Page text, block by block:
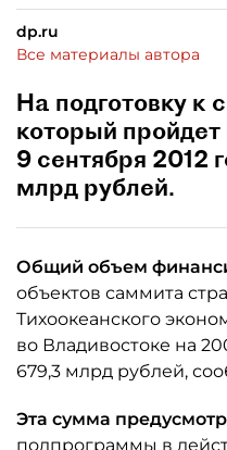
dp.ru
Все материалы автора
На подготовку
который
9 сентября 2012
млрд рублей.
Общий объем
объектов саммита
Тихоокеанского
во Владивостоке на
679,3 млрд рублей,
Эта сумма
подпрограммы в